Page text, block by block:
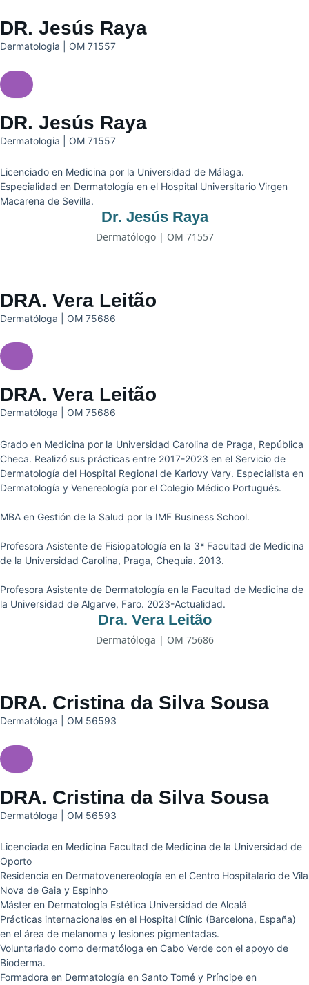
DR. Jesús Raya
Dermatologia | OM 71557
DR. Jesús Raya
Dermatologia | OM 71557
Licenciado en Medicina por la Universidad de Málaga.
Especialidad en Dermatología en el Hospital Universitario Virgen
Macarena de Sevilla.
Dr. Jesús Raya
Dermatólogo | OM 71557
DRA. Vera Leitão
Dermatóloga | OM 75686
DRA. Vera Leitão
Dermatóloga | OM 75686
Grado en Medicina por la Universidad Carolina de Praga, República
Checa. Realizó sus prácticas entre 2017-2023 en el Servicio de
Dermatología del Hospital Regional de Karlovy Vary. Especialista en
Dermatología y Venereología por el Colegio Médico Portugués.
MBA en Gestión de la Salud por la IMF Business School.
Profesora Asistente de Fisiopatología en la 3ª Facultad de Medicina
de la Universidad Carolina, Praga, Chequia. 2013.
Profesora Asistente de Dermatología en la Facultad de Medicina de
la Universidad de Algarve, Faro. 2023-Actualidad.
Dra. Vera Leitão
Dermatóloga | OM 75686
DRA. Cristina da Silva Sousa
Dermatóloga | OM 56593
DRA. Cristina da Silva Sousa
Dermatóloga | OM 56593
Licenciada en Medicina Facultad de Medicina de la Universidad de
Oporto
Residencia en Dermatovenereología en el Centro Hospitalario de Vila
Nova de Gaia y Espinho
Máster en Dermatología Estética Universidad de Alcalá
Prácticas internacionales en el Hospital Clínic (Barcelona, España)
en el área de melanoma y lesiones pigmentadas.
Voluntariado como dermatóloga en Cabo Verde con el apoyo de
Bioderma.
Formadora en Dermatología en Santo Tomé y Príncipe en